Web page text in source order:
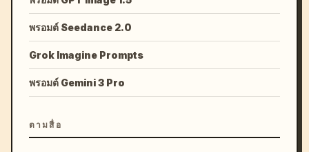
พรอมต์ Seedance 2.0
Grok Imagine Prompts
พรอมต์ Gemini 3 Pro
ตามสื่อ